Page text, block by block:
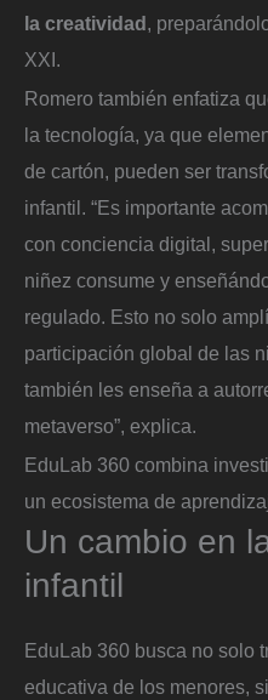
la creatividad,
XXI.
Romero también enfatiza
la tecnología, ya que
de cartón, pueden ser
infantil. “Es importante
con conciencia digital,
niñez consume y
regulado. Esto no solo
participación global de las
también les enseña a
metaverso”, explica.
EduLab 360 combina
un ecosistema de
Un cambio en
infantil
EduLab 360 busca no solo
educativa de los menores,